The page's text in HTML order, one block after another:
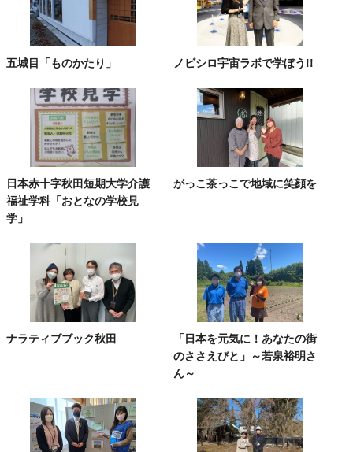
五城目「ものかたり」 ノビシロ宇宙ラボで学ぼう!!
日本赤十字秋田短期大学介護
福祉学科「おとなの学校見
学」
がっこ茶っこで地域に笑顔を
ナラティブブック秋田
「日本を元気に！あなたの街
のささえびと」～若泉裕明さ
ん～